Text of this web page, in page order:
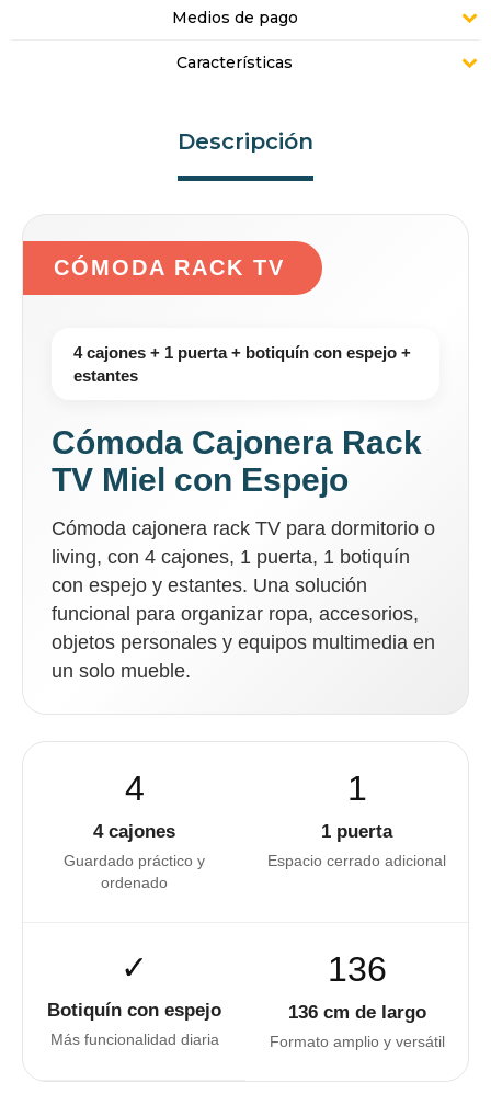
Medios de pago
Características
Descripción
CÓMODA RACK TV
4 cajones + 1 puerta + botiquín con espejo +
estantes
Cómoda Cajonera Rack
TV Miel con Espejo
Cómoda cajonera rack TV para dormitorio o
living, con 4 cajones, 1 puerta, 1 botiquín
con espejo y estantes. Una solución
funcional para organizar ropa, accesorios,
objetos personales y equipos multimedia en
un solo mueble.
4
4 cajones
Guardado práctico y
ordenado
1
1 puerta
Espacio cerrado adicional
✓
Botiquín con espejo
Más funcionalidad diaria
136
136 cm de largo
Formato amplio y versátil